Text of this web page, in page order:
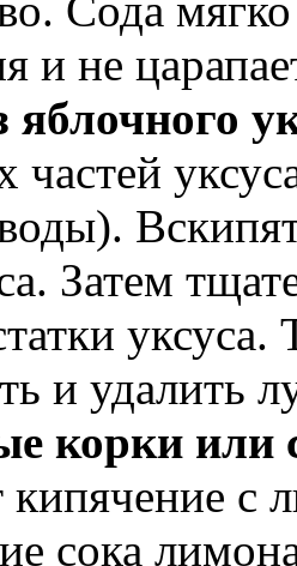
Сода
и не
яблочного
частей
Затем
и удалить
корки или
кипячение с
сока